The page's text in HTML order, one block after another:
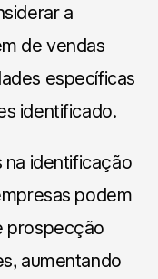
a
de vendas
específicas
identificado.
na identificação
podem
prospecção
aumentando